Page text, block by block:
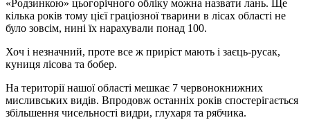
«Родзинкою» цьогорічного обліку можна назвати лань. Ще
кілька років тому цієї граціозної тварини в лісах області не
було зовсім, нині їх нарахували понад 100.
Хоч і незначний, проте все ж приріст мають і заєць-русак,
куниця лісова та бобер.
На території нашої області мешкає 7 червонокнижних
мисливських видів. Впродовж останніх років спостерігається
збільшення чисельності видри, глухаря та рябчика.